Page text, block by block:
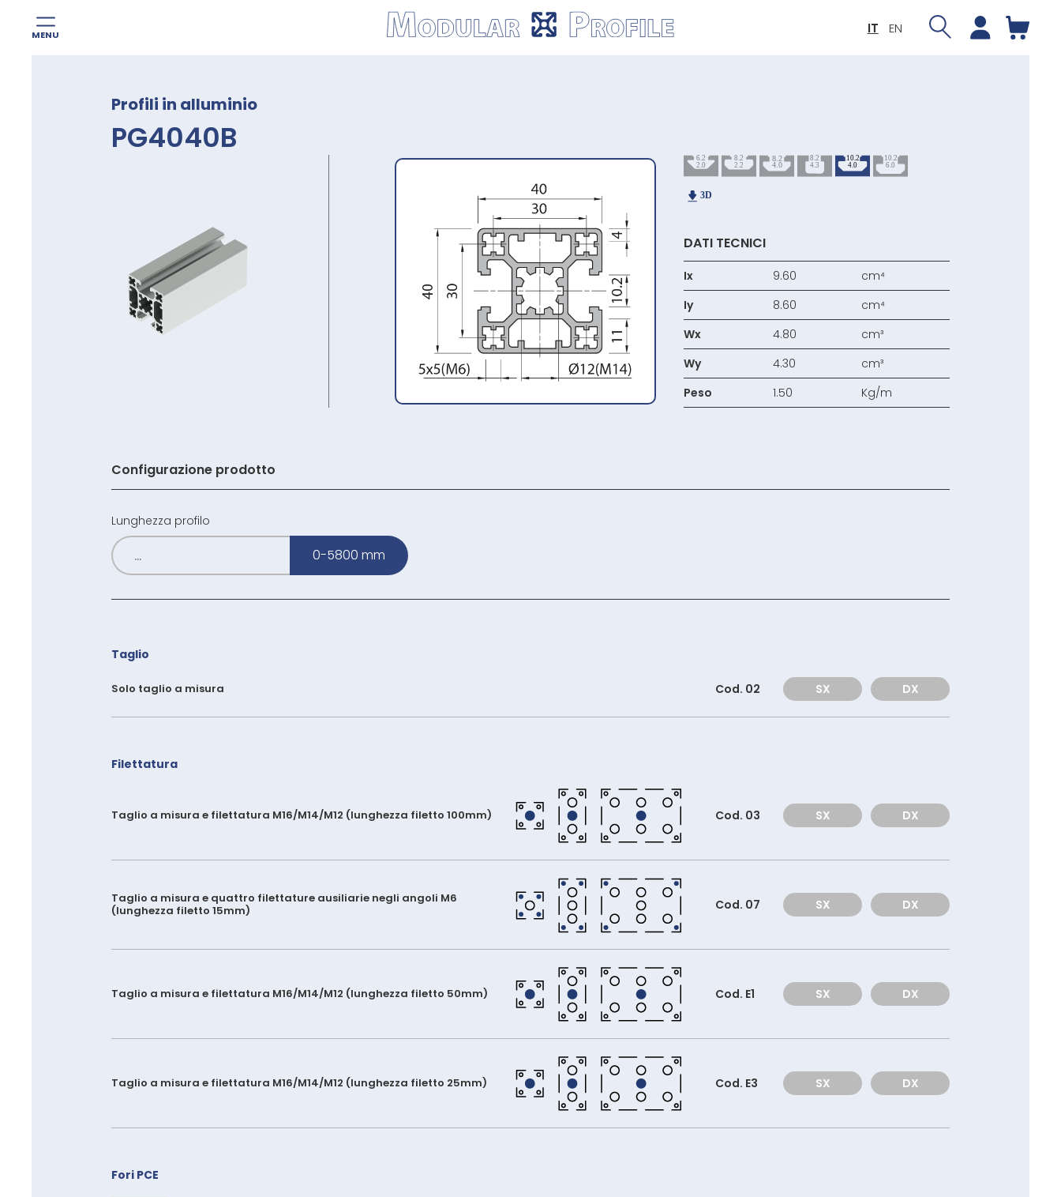
MENU IT EN
Profili in alluminio
PG4040B
DATI TECNICI
Ix 9.60
cm⁴
Iy
8.60
cm⁴
Wx
4.80
cm³
Wy
4.30
cm³
Peso
1.50 Kg/m
Configurazione prodotto
Lunghezza profilo
0-5800 mm
Taglio
Solo taglio a misura Cod. 02 SX DX
Filettatura
Taglio a misura e filettatura M16/M14/M12 (lunghezza filetto 100mm) Cod. 03 SX DX
Taglio a misura e quattro filettature ausiliarie negli angoli M6
(lunghezza filetto 15mm)
Cod. 07 SX DX
Taglio a misura e filettatura M16/M14/M12 (lunghezza filetto 50mm) Cod. E1 SX DX
Taglio a misura e filettatura M16/M14/M12 (lunghezza filetto 25mm) Cod. E3 SX DX
Fori PCE